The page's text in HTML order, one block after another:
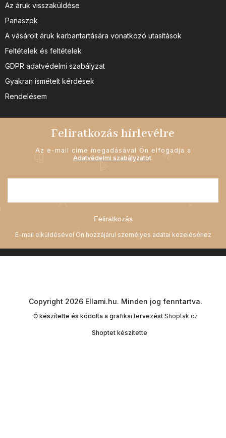
Az áruk visszaküldése
Panaszok
A vásárolt áruk karbantartására vonatkozó utasítások
Feltételek és feltételek
GDPR adatvédelmi szabályzat
Gyakran ismételt kérdések
Rendelésem
Feliratkozás hírlevélre
Az e-mail címe megadásával Ön elfogadja a
Adatvédelmi szabályzatot.
Feliratkozás
Shoptet készítette
Copyright 2026 Ellami.hu. Minden jog fenntartva.
Ő készítette és kódolta a grafikai tervezést Shoptak.cz